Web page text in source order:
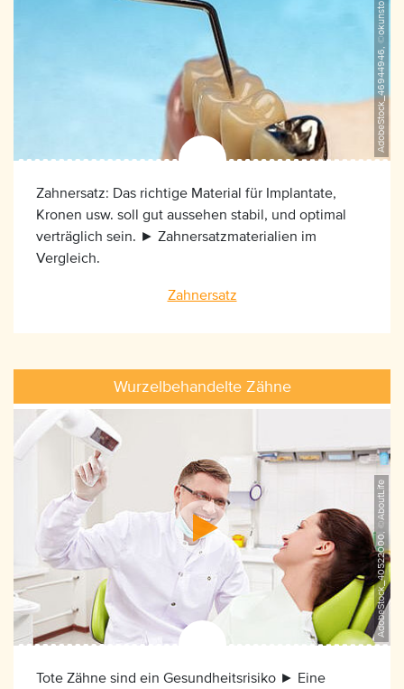
AdobeStock_46944946, ©okunsto
Zahnersatz: Das richtige Material für Implantate,
Kronen usw. soll gut aussehen stabil, und optimal
verträglich sein. ► Zahnersatzmaterialien im
Vergleich.
Zahnersatz
Wurzelbehandelte Zähne
AdobeStock_40522000, ©AboutLife
Tote Zähne sind ein Gesundheitsrisiko ► Eine